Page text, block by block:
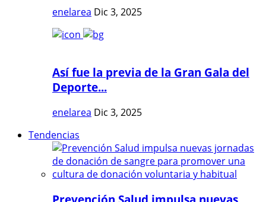
enelarea Dic 3, 2025
Así fue la previa de la Gran Gala del
Deporte...
enelarea Dic 3, 2025
Tendencias